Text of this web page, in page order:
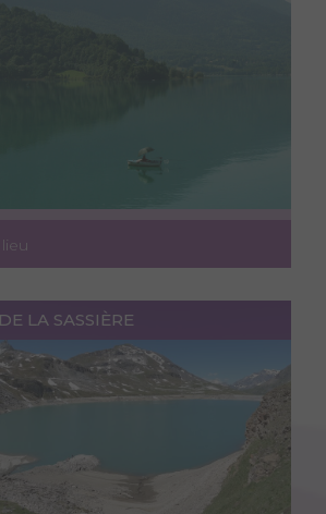
LA SASSIÈRE